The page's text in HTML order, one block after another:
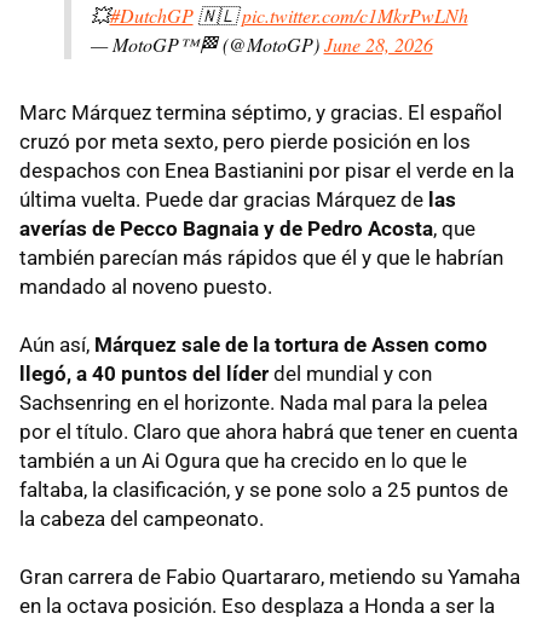
💥#DutchGP🇳🇱pic.twitter.com/c1MkrPwLNh
— MotoGP™🏁 (@MotoGP)June 28, 2026
Marc Márquez termina séptimo, y gracias. El español
cruzó por meta sexto, pero pierde posición en los
despachos con Enea Bastianini por pisar el verde en la
última vuelta. Puede dar gracias Márquez de las
averías de Pecco Bagnaia y de Pedro Acosta, que
también parecían más rápidos que él y que le habrían
mandado al noveno puesto.
Aún así, Márquez sale de la tortura de Assen como
llegó, a 40 puntos del líder del mundial y con
Sachsenring en el horizonte. Nada mal para la pelea
por el título. Claro que ahora habrá que tener en cuenta
también a un Ai Ogura que ha crecido en lo que le
faltaba, la clasificación, y se pone solo a 25 puntos de
la cabeza del campeonato.
Gran carrera de Fabio Quartararo, metiendo su Yamaha
en la octava posición. Eso desplaza a Honda a ser la